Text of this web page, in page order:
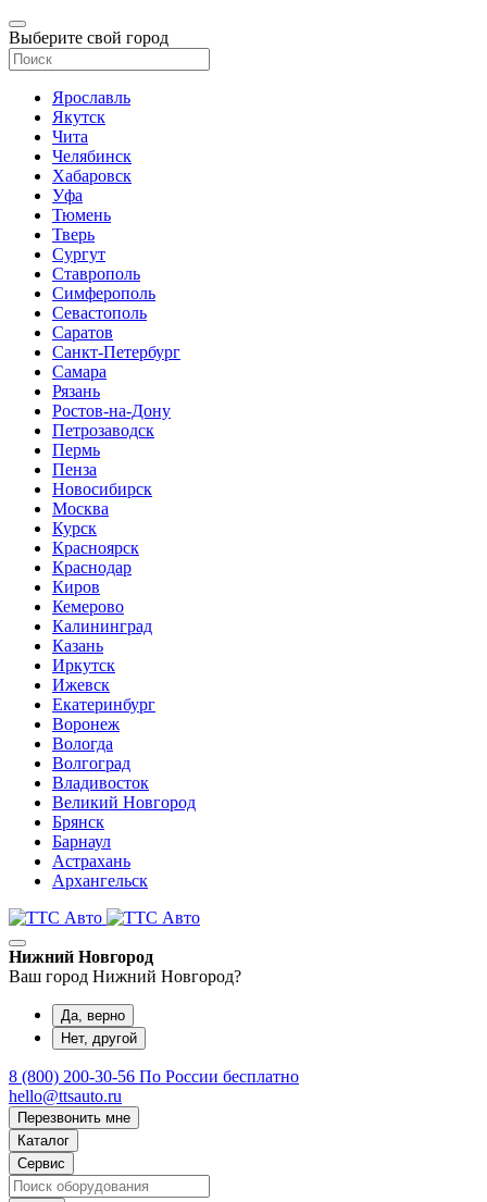
Выберите свой город
Ярославль
Якутск
Чита
Челябинск
Хабаровск
Уфа
Тюмень
Тверь
Сургут
Ставрополь
Симферополь
Севастополь
Саратов
Санкт-Петербург
Самара
Рязань
Ростов-на-Дону
Петрозаводск
Пермь
Пенза
Новосибирск
Москва
Курск
Красноярск
Краснодар
Киров
Кемерово
Калининград
Казань
Иркутск
Ижевск
Екатеринбург
Воронеж
Вологда
Волгоград
Владивосток
Великий Новгород
Брянск
Барнаул
Астрахань
Архангельск
Нижний Новгород
Ваш город Нижний Новгород?
Да, верно
Нет, другой
8 (800) 200-30-56 По России бесплатно
hello@ttsauto.ru
Перезвонить мне
Каталог
Сервис